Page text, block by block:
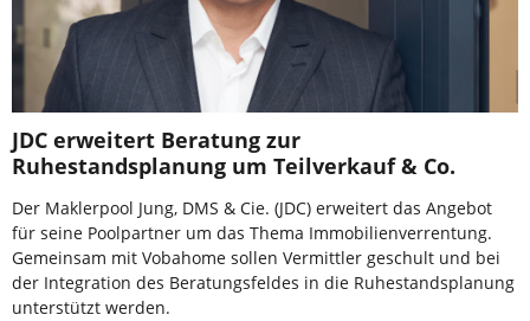
JDC erweitert Beratung zur
Ruhestandsplanung um Teilverkauf & Co.
Der Maklerpool Jung, DMS & Cie. (JDC) erweitert das Angebot
für seine Poolpartner um das Thema Immobilienverrentung.
Gemeinsam mit Vobahome sollen Vermittler geschult und bei
der Integration des Beratungsfeldes in die Ruhestandsplanung
unterstützt werden.